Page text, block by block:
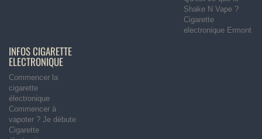
Shake N Vape ?
Cigarette
electronique Ermont
INFOS CIGARETTE
ELECTRONIQUE
Commencer la
cigarette
électronique
Commencer à
vapoter ? Je débute
Cigarette